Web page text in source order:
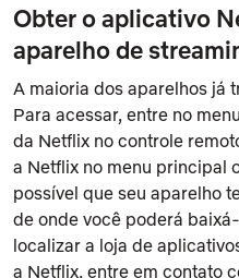
Obter o aplicativo
aparelho de
A maioria dos aparelhos já
Para acessar, entre no
da Netflix no controle
a Netflix no menu principal
possível que seu aparelho
de onde você poderá
localizar a loja de
a Netflix, entre em contato